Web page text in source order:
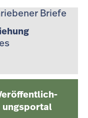
ungsportal